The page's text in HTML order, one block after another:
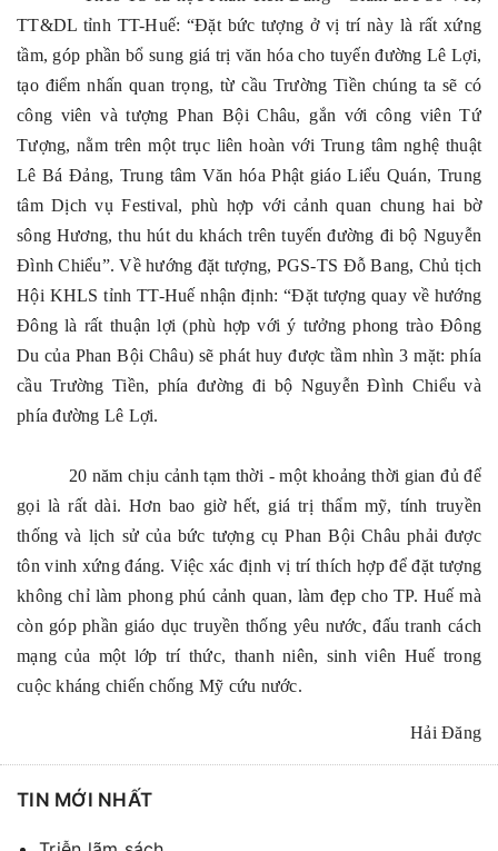
TT&DL tỉnh TT-Huế: “Đặt bức tượng ở vị trí này là rất xứng
tầm, góp phần bổ sung giá trị văn hóa cho tuyến đường Lê Lợi,
tạo điểm nhấn quan trọng, từ cầu Trường Tiền chúng ta sẽ có
công viên và tượng Phan Bội Châu, gắn với công viên Tứ
Tượng, nằm trên một trục liên hoàn với Trung tâm nghệ thuật
Lê Bá Đảng, Trung tâm Văn hóa Phật giáo Liểu Quán, Trung
tâm Dịch vụ Festival, phù hợp với cảnh quan chung hai bờ
sông Hương, thu hút du khách trên tuyến đường đi bộ Nguyễn
Đình Chiểu”. Về hướng đặt tượng, PGS-TS Đỗ Bang, Chủ tịch
Hội KHLS tỉnh TT-Huế nhận định: “Đặt tượng quay về hướng
Đông là rất thuận lợi (phù hợp với ý tưởng phong trào Đông
Du của Phan Bội Châu) sẽ phát huy được tầm nhìn 3 mặt: phía
cầu Trường Tiền, phía đường đi bộ Nguyễn Đình Chiểu và
phía đường Lê Lợi.
20 năm chịu cảnh tạm thời - một khoảng thời gian đủ để
gọi là rất dài. Hơn bao giờ hết, giá trị thẩm mỹ, tính truyền
thống và lịch sử của bức tượng cụ Phan Bội Châu phải được
tôn vinh xứng đáng. Việc xác định vị trí thích hợp để đặt tượng
không chỉ làm phong phú cảnh quan, làm đẹp cho TP. Huế mà
còn góp phần giáo dục truyền thống yêu nước, đấu tranh cách
mạng của một lớp trí thức, thanh niên, sinh viên Huế trong
cuộc kháng chiến chống Mỹ cứu nước.
Hải Đăng
TIN MỚI NHẤT